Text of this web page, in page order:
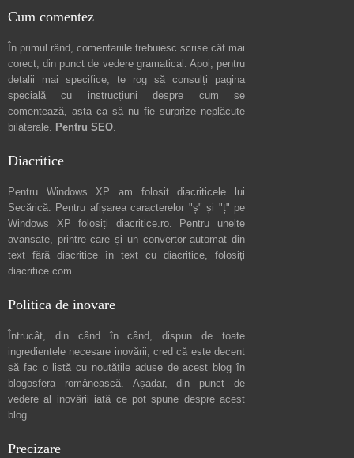
Cum comentez
În primul rând, comentariile trebuiesc scrise cât mai
corect, din punct de vedere gramatical. Apoi, pentru
detalii mai specifice, te rog să consulți pagina
specială cu instrucțiuni despre cum se
comentează, asta ca să nu fie surprize neplăcute
bilaterale. Pentru SEO.
Diacritice
Pentru Windows XP am folosit diacriticele lui
Secărică. Pentru afișarea caracterelor "ș" și "ț" pe
Windows XP folosiți diacritice.ro. Pentru unelte
avansate, printre care și un convertor automat din
text fără diacritice în text cu diacritice, folosiți
diacritice.com.
Politica de inovare
Întrucât, din când în când, dispun de toate
ingredientele necesare inovării, cred că este decent
să fac o listă cu noutățile aduse de acest blog în
blogosfera românească. Așadar, din punct de
vedere al inovării iată ce pot spune despre acest
blog.
Precizare